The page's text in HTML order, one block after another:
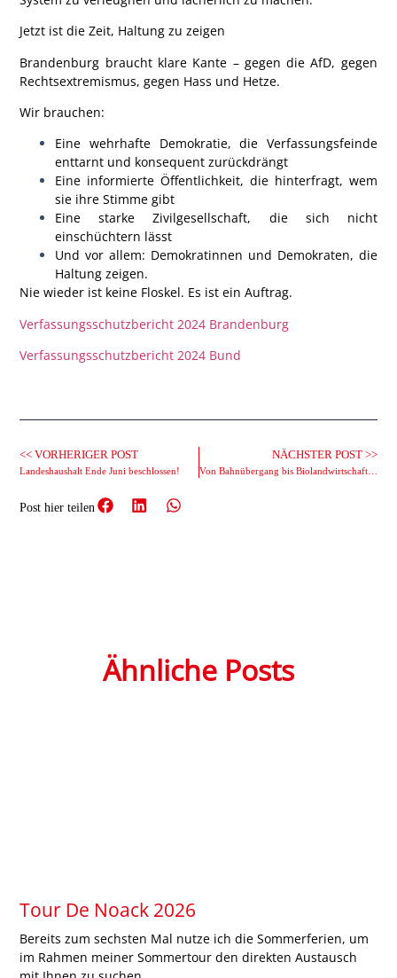
Jetzt ist die Zeit, Haltung zu zeigen
Brandenburg braucht klare Kante – gegen die AfD, gegen
Rechtsextremismus, gegen Hass und Hetze.
Wir brauchen:
Eine wehrhafte Demokratie, die Verfassungsfeinde
enttarnt und konsequent zurückdrängt
Eine informierte Öffentlichkeit, die hinterfragt, wem
sie ihre Stimme gibt
Einestarke Zivilgesellschaft, die sich nicht
einschüchtern lässt
Und vor allem: Demokratinnen und Demokraten, die
Haltung zeigen.
Nie wieder ist keine Floskel. Es ist ein Auftrag.
Verfassungsschutzbericht 2024 Brandenburg
Verfassungsschutzbericht 2024 Bund
<< VORHERIGER POST
Landeshaushalt Ende Juni beschlossen!
NÄCHSTER POST >>
Von Bahnübergang bis Biolandwirtschaft – Tour durchs Löwenberger Land
Post hier teilen
Ähnliche Posts
Tour De Noack 2026
Bereits zum sechsten Mal nutze ich die Sommerferien, um
im Rahmen meiner Sommertour den direkten Austausch